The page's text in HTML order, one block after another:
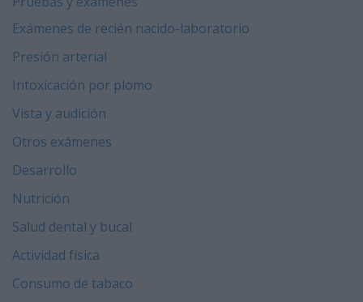
Exámenes de recién nacido-laboratorio
Presión arterial
Intoxicación por plomo
Vista y audición
Otros exámenes
Desarrollo
Nutrición
Salud dental y bucal
Actividad física
Consumo de tabaco